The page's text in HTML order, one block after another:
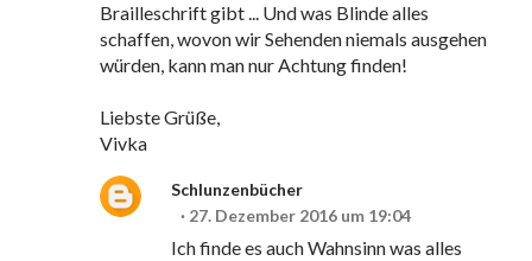
Brailleschrift gibt ... Und was Blinde alles
schaffen, wovon wir Sehenden niemals ausgehen
würden, kann man nur Achtung finden!
Liebste Grüße,
Vivka
Schlunzenbücher
27. Dezember 2016 um 19:04
Ich finde es auch Wahnsinn was alles